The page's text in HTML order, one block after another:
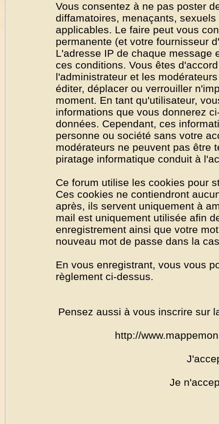
Vous consentez à ne pas poster
diffamatoires, menaçants,
applicables. Le faire peut vous
permanente (et votre fournisseur
L'adresse IP de chaque message
ces conditions. Vous êtes
l'administrateur et les
éditer, déplacer ou verrouiller
moment. En tant qu'utilisateur,
informations que vous donnerez
données. Cependant, ces
personne ou société sans votre
modérateurs ne peuvent pas être
piratage informatique conduit à
Ce forum utilise les cookies pour
Ces cookies ne contiendront
après, ils servent uniquement à
mail est uniquement utilisée afin
enregistrement ainsi que votre
nouveau mot de passe dans la
En vous enregistrant, vous vous
règlement ci-dessus.
Pensez aussi à vous inscrire sur
http://
Je